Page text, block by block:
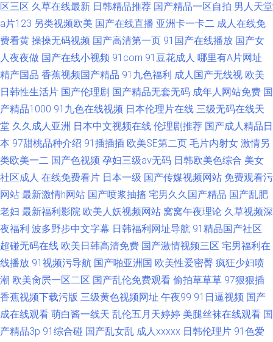
区三区 久草在线最新 日韩精品推荐 国产精品一区自拍 男人天堂
a片123 另类视频欧美 国产在线直播 亚洲卡一卡二 成人在线免
费看黄 操操无码视频 国产高清第一页 91国产在线播放 国产女
人夜夜做 国产在线小视频 91com 91豆花成人 哪里有A片网址
精产国品 香蕉视频国产精品 91九色福利 成人国产无线视 欧美
日韩性生活片 国产伦理剧 国产精品无套无码 成年人网站免费 国
产精品1000 91九色在线视频 日本伦理片在线 三级无码在线天
堂 久久成人亚洲 日本中文视频在线 伦理剧推荐 国产成人精品日
本 97甜桃品种介绍 91插插插 欧美SE第二页 毛片内射女 激情另
类欧美一二 国产色视频 孕妇三级av无码 日韩欧美色综合 美女
社区成人 在线免费看片 日本一级 国产传媒视频网站 免费观看污
网站 最新激情h网站 国产喷浆抽搐 宅男久久国产精品 国产乱肥
老妇 最新福利影院 欧美人妖视频网站 窝窝午夜理论 久草视频深
夜福利 波多野步中文字幕 日韩福利网址导航 91精品国产社区
超碰无码在线 欧美日韩高清免费 国产激情视频三区 宅男福利在
线播放 91视频污导航 国产啪亚洲国 欧美性爱密臀 疯狂少妇喷
潮 欧美肏屄一区二区 国产乱伦免费观看 偷拍草草草 97狠狠插
香蕉视频下载污版 三级黄色视频网址 午夜99 91日逼视频 国产
成在线观看 萌白酱一线天 乱伦五月天婷婷 美腿丝袜在线观看 国
产精品3p 91综合碰 国产乱女乱 成人xxxxx 日韩伦理片 91色爱